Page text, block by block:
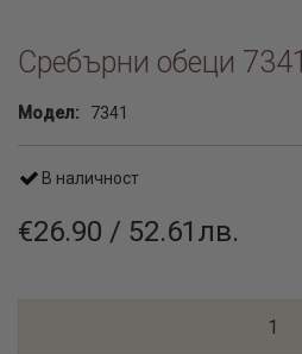
Сребърни обеци 7341
Модел: 7341
В наличност
€26.90 / 52.61лв.